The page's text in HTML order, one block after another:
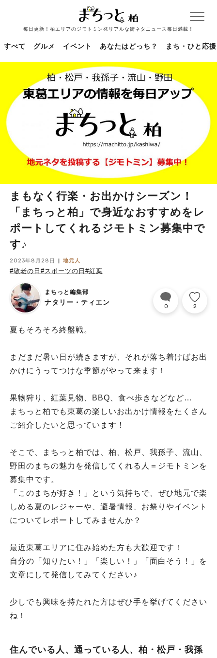
毎日更新！柏エリアのジモトミン発リアルな街ネタニュース毎日満載！
すべて グルメ イベント あなたはどっち？ まち・ひと応援
まもなく行楽・お出かけシーズン！
「まちっと柏」で身近なおすすめをレ
ポートしてくれるジモトミン募集中で
す♪
2023年8月28日 地元人
#敬老の日 #スポーツの日 #紅葉
まちっと編集部
ナタリー・ティエン 0 2
夏もそろそろ終盤戦。
まだまだ暑い日が続きますが、それが落ち着けばお出
かけにうってつけな季節がやって来ます！
果物狩り、紅葉見物、BBQ、食べ歩きなどなど…
まちっと柏でも東葛の楽しいお出かけ情報をたくさん
ご紹介したいと思っています！
そこで、まちっと柏では、柏、松戸、我孫子、流山、
野田のまちの魅力を発信してくれる人＝ジモトミンを
募集中です。
「このまちが好き！」という気持ちで、ぜひ地元で楽
しめる夏のレジャーや、避暑情報、お祭りやイベント
についてレポートしてみませんか？
最近東葛エリアに住み始めた方も大歓迎です！
自分の「知りたい！」「楽しい！」「面白そう！」を
文章にして発信してみてください♪
少しでも興味を持たれた方はぜひ手を挙げてください
ね！
住んでいる人、通っている人、柏・松戸・我孫